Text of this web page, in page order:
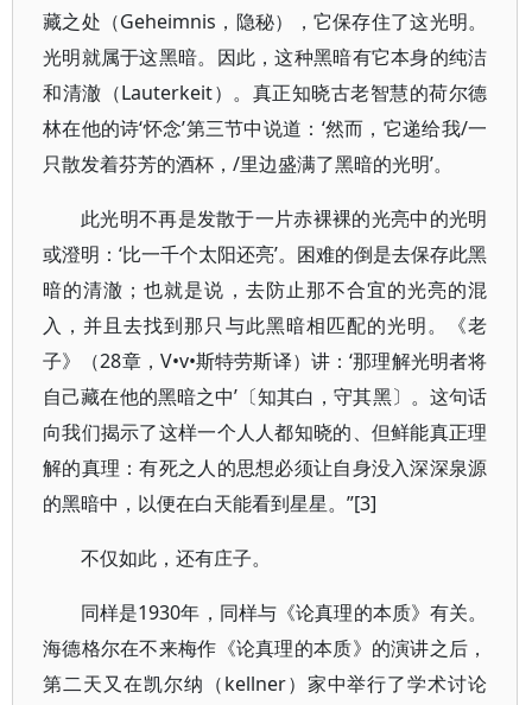
藏之处（Geheimnis，隐秘），它保存住了这光明。
光明就属于这黑暗。因此，这种黑暗有它本身的纯洁
和清澈（Lauterkeit）。真正知晓古老智慧的荷尔德
林在他的诗‘怀念’第三节中说道：‘然而，它递给我/一
只散发着芬芳的酒杯，/里边盛满了黑暗的光明’。
此光明不再是发散于一片赤裸裸的光亮中的光明
或澄明：‘比一千个太阳还亮’。困难的倒是去保存此黑
暗的清澈；也就是说，去防止那不合宜的光亮的混
入，并且去找到那只与此黑暗相匹配的光明。《老
子》（28章，V•v•斯特劳斯译）讲：‘那理解光明者将
自己藏在他的黑暗之中’〔知其白，守其黑〕。这句话
向我们揭示了这样一个人人都知晓的、但鲜能真正理
解的真理：有死之人的思想必须让自身没入深深泉源
的黑暗中，以便在白天能看到星星。”[3]
不仅如此，还有庄子。
同样是1930年，同样与《论真理的本质》有关。
海德格尔在不来梅作《论真理的本质》的演讲之后，
第二天又在凯尔纳（kellner）家中举行了学术讨论